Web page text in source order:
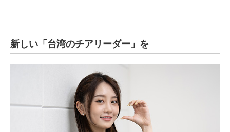
新しい「台湾のチアリーダー」を